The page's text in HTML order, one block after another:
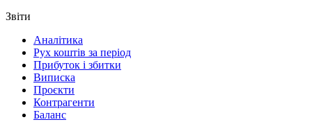
Звіти
Аналітика
Рух коштів за період
Прибуток і збитки
Виписка
Проєкти
Контрагенти
Баланс